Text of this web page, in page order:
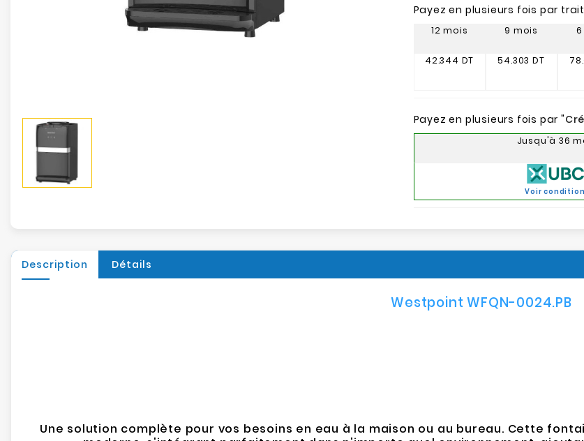
Payez en plusieurs fois par
12 mois
42.344 DT
9 mois
54.303 DT
Payez en plusieurs fois par "
Jusqu'à 36
Voir
Description Détails
Westpoint WFQN-0024.PB
Une solution complète pour vos besoins en eau à la maison ou au bureau. Cette